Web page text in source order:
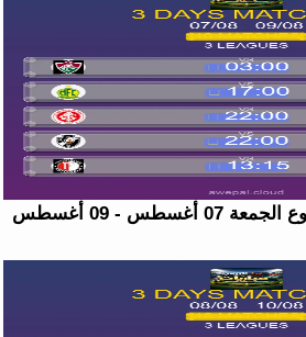
جدول مباريات هذا الأسبوع الجمعة 07 أغسطس - 09 أغسطس